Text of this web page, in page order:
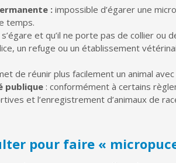
: impossible d’égarer une
temps.
s’égare et qu’il ne porte pas de collier ou
un refuge ou un établissement
de réunir plus facilement un animal
publique : conformément à certains
et l’enregistrement d’animaux de
pour faire «